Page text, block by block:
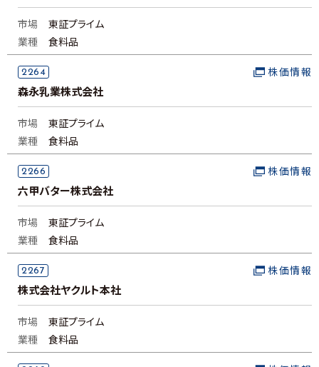
市場
東証プライム
業種
食料品
2264
森永乳業株式会社
株価情報
市場
東証プライム
業種
食料品
2266
六甲バター株式会社
株価情報
市場
東証プライム
業種
食料品
2267
株式会社ヤクルト本社
株価情報
市場
東証プライム
業種
食料品